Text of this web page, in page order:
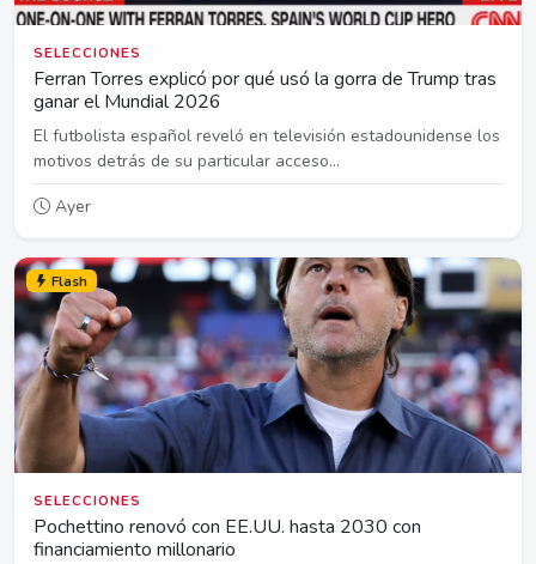
SELECCIONES
Ferran Torres explicó por qué usó la gorra de Trump tras
ganar el Mundial 2026
El futbolista español reveló en televisión estadounidense los
motivos detrás de su particular acceso...
Ayer
Flash
SELECCIONES
Pochettino renovó con EE.UU. hasta 2030 con
financiamiento millonario